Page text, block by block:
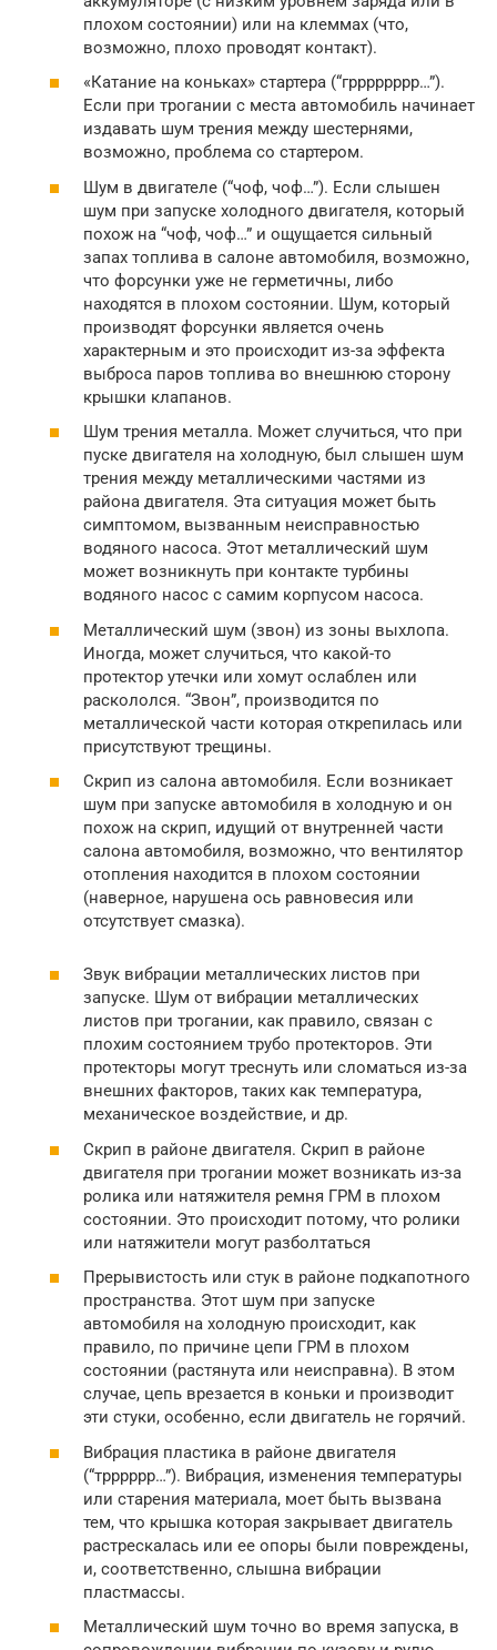
плохом состоянии) или на клеммах (что,
возможно, плохо проводят контакт).
«Катание на коньках» стартера (“грррррррр…”).
Если при трогании с места автомобиль начинает
издавать шум трения между шестернями,
возможно, проблема со стартером.
Шум в двигателе (“чоф, чоф…”). Если слышен
шум при запуске холодного двигателя, который
похож на “чоф, чоф…” и ощущается сильный
запах топлива в салоне автомобиля, возможно,
что форсунки уже не герметичны, либо
находятся в плохом состоянии. Шум, который
производят форсунки является очень
характерным и это происходит из-за эффекта
выброса паров топлива во внешнюю сторону
крышки клапанов.
Шум трения металла. Может случиться, что при
пуске двигателя на холодную, был слышен шум
трения между металлическими частями из
района двигателя. Эта ситуация может быть
симптомом, вызванным неисправностью
водяного насоса. Этот металлический шум
может возникнуть при контакте турбины
водяного насос с самим корпусом насоса.
Металлический шум (звон) из зоны выхлопа.
Иногда, может случиться, что какой-то
протектор утечки или хомут ослаблен или
раскололся. “Звон”, производится по
металлической части которая открепилась или
присутствуют трещины.
Скрип из салона автомобиля. Если возникает
шум при запуске автомобиля в холодную и он
похож на скрип, идущий от внутренней части
салона автомобиля, возможно, что вентилятор
отопления находится в плохом состоянии
(наверное, нарушена ось равновесия или
отсутствует смазка).
Звук вибрации металлических листов при
запуске. Шум от вибрации металлических
листов при трогании, как правило, связан с
плохим состоянием трубо протекторов. Эти
протекторы могут треснуть или сломаться из-за
внешних факторов, таких как температура,
механическое воздействие, и др.
Скрип в районе двигателя. Скрип в районе
двигателя при трогании может возникать из-за
ролика или натяжителя ремня ГРМ в плохом
состоянии. Это происходит потому, что ролики
или натяжители могут разболтаться
Прерывистость или стук в районе подкапотного
пространства. Этот шум при запуске
автомобиля на холодную происходит, как
правило, по причине цепи ГРМ в плохом
состоянии (растянута или неисправна). В этом
случае, цепь врезается в коньки и производит
эти стуки, особенно, если двигатель не горячий.
Вибрация пластика в районе двигателя
(“трррррр…”). Вибрация, изменения температуры
или старения материала, моет быть вызвана
тем, что крышка которая закрывает двигатель
растрескалась или ее опоры были повреждены,
и, соответственно, слышна вибрации
пластмассы.
Металлический шум точно во время запуска, в